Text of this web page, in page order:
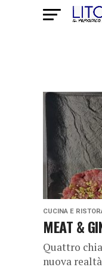
CUCINA E
MEAT &
Quattro
nuova